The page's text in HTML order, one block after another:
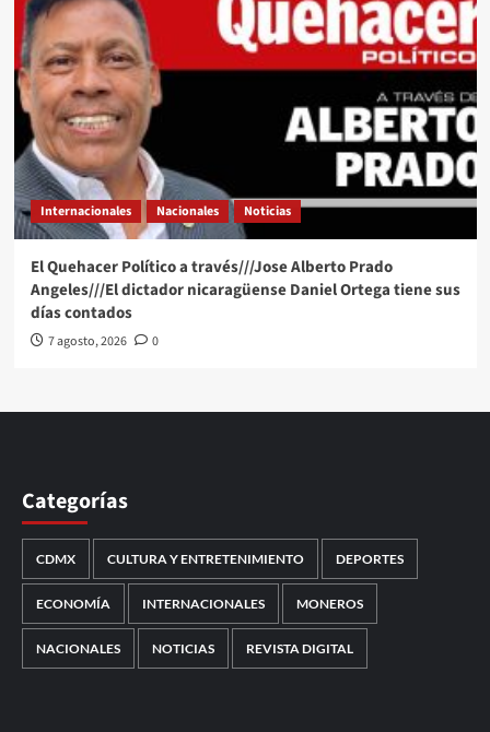
Internacionales Nacionales Noticias
El Quehacer Político a través///Jose Alberto Prado
Angeles///El dictador nicaragüense Daniel Ortega tiene sus
días contados
7 agosto, 2026 0
Categorías
CDMX CULTURA Y ENTRETENIMIENTO DEPORTES
ECONOMÍA INTERNACIONALES MONEROS
NACIONALES NOTICIAS REVISTA DIGITAL